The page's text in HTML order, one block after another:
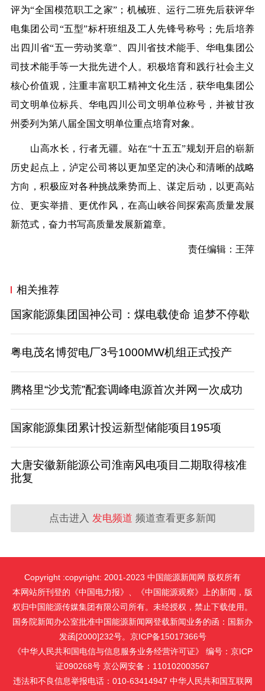
评为“全国模范职工之家”；机械班、运行二班先后获评华
电集团公司“五型”标杆班组及工人先锋号称号；先后培养
出 四川省“五一劳动奖章” 、四川省技术能手、 华电集团公
司技术能手等一大批先进个人。积极培育和践行社会主义
核心价值观，注重丰富职工精神文化生活，获华电集团公
司文明单位标兵、 华电 四川公司文明单位称号，并被甘孜
州委列为第八届全国文明单位重点培育对象。
山高水长，行者无疆。站在“十五五”规划开启的崭新
历史起点上，泸定公司将以更加坚定的决心和清晰的战略
方向，积极应对各种挑战乘势而上、谋定后动，以更高站
位、更实举措、更优作风，在高山峡谷间探索高质量发展
新范式，奋力书写高质量发展新篇章。
责任编辑：王萍
相关推荐
国家能源集团国神公司：煤电载使命 追梦不停歇
粤电茂名博贺电厂3号1000MW机组正式投产
腾格里“沙戈荒”配套调峰电源首次并网一次成功
国家能源集团累计投运新型储能项目195项
大唐安徽新能源公司淮南风电项目二期取得核准
批复
点击进入 发电频道 频道查看更多新闻
Copyright :copyright: 2001-2023 中国能源新闻网 版权所有
本网站所刊登的《中国电力报》、《中国能源观察》上的新闻，版
权归中国能源传媒集团有限公司所有。未经授权，禁止下载使用。
国务院新闻办公室批准中国能源新闻网登载新闻业务的函：国新办
发函[2000]232号。京ICP备15017366号
《中华人民共和国电信与信息服务业务经营许可证》 编号：京ICP
证090268号 京公网安备：110102003567
违法和不良信息举报电话：010-63414947 中华人民共和国互联网